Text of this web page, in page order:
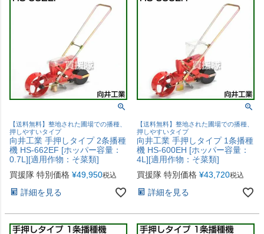
【送料無料】整地された圃場での播種、
押しやすいタイプ
向井工業 手押しタイプ 2条播種
機 HS-662EF [ホッパー容量：
0.7L][適用作物：そ菜類]
買援隊 特別価格 ¥49,950税込
詳細を見る
【送料無料】整地された圃場での播種、
押しやすいタイプ
向井工業 手押しタイプ 1条播種
機 HS-600EH [ホッパー容量：
4L][適用作物：そ菜類]
買援隊 特別価格 ¥43,720税込
詳細を見る